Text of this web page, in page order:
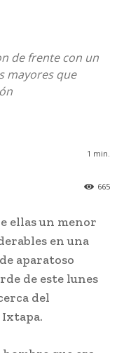
de frente con un
mayores que
1 min.
665
ellas un menor
en una
aparatoso
de este lunes
del